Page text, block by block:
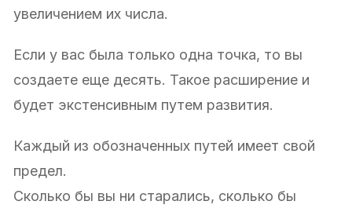
увеличением их числа.
Если у вас была только одна точка, то вы
создаете еще десять. Такое расширение и
будет экстенсивным путем развития.
Каждый из обозначенных путей имеет свой
предел.
Сколько бы вы ни старались, сколько бы